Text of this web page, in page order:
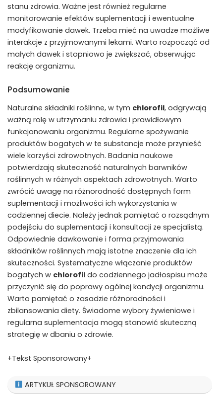
stanu zdrowia. Ważne jest również regularne
monitorowanie efektów suplementacji i ewentualne
modyfikowanie dawek. Trzeba mieć na uwadze możliwe
interakcje z przyjmowanymi lekami. Warto rozpocząć od
małych dawek i stopniowo je zwiększać, obserwując
reakcję organizmu.
Podsumowanie
Naturalne składniki roślinne, w tym chlorofil, odgrywają
ważną rolę w utrzymaniu zdrowia i prawidłowym
funkcjonowaniu organizmu. Regularne spożywanie
produktów bogatych w te substancje może przynieść
wiele korzyści zdrowotnych. Badania naukowe
potwierdzają skuteczność naturalnych barwników
roślinnych w różnych aspektach zdrowotnych. Warto
zwrócić uwagę na różnorodność dostępnych form
suplementacji i możliwości ich wykorzystania w
codziennej diecie. Należy jednak pamiętać o rozsądnym
podejściu do suplementacji i konsultacji ze specjalistą.
Odpowiednie dawkowanie i forma przyjmowania
składników roślinnych mają istotne znaczenie dla ich
skuteczności. Systematyczne włączanie produktów
bogatych w chlorofil do codziennego jadłospisu może
przyczynić się do poprawy ogólnej kondycji organizmu.
Warto pamiętać o zasadzie różnorodności i
zbilansowania diety. Świadome wybory żywieniowe i
regularna suplementacja mogą stanowić skuteczną
strategię w dbaniu o zdrowie.
+Tekst Sponsorowany+
ARTYKUŁ SPONSOROWANY